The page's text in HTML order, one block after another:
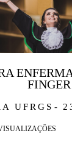
UFRGS
FINGER